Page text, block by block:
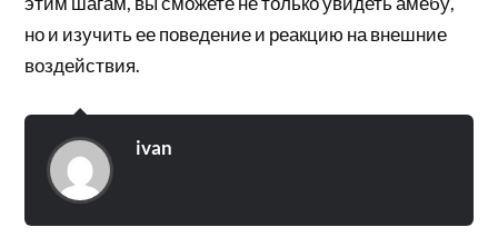
но и изучить ее поведение и реакцию на внешние
воздействия.
ivan